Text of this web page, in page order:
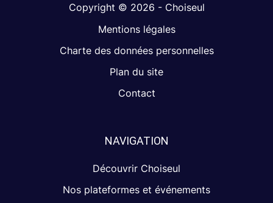
Copyright © 2026 - Choiseul
Mentions légales
Charte des données personnelles
Plan du site
Contact
NAVIGATION
Découvrir Choiseul
Nos plateformes et événements